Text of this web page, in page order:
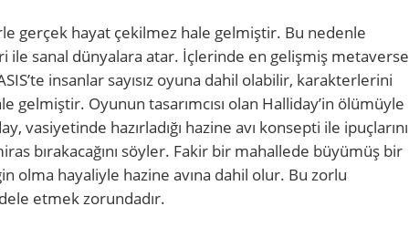
gerçek hayat çekilmez hale gelmiştir. Bu nedenle
sanal dünyalara atar. İçlerinde en gelişmiş metaverse
insanlar sayısız oyuna dahil olabilir, karakterlerini
Oyunun tasarımcısı olan Halliday’in ölümüyle
vasiyetinde hazırladığı hazine avı konsepti ile ipuçlarını
bırakacağını söyler. Fakir bir mahallede büyümüş bir
olma hayaliyle hazine avına dahil olur. Bu zorlu
etmek zorundadır.